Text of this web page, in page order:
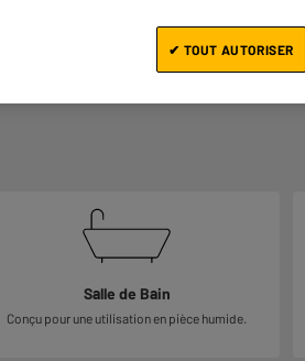
Salle de Bain
Conçu pour une utilisation en pièce humide.
✔ TOUT AUTORISER